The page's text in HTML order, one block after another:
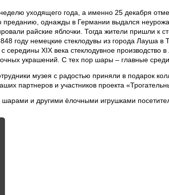
уходящего года, а именно 25 декабря
преданию, однажды в Германии выдался
райские яблочки. Тогда жители пришли к
году немецкие стеклодувы из города Лауша
середины XIX века стеклодувное производство
украшений. С тех пор шары – главные
музея с радостью приняли в подарок
партнеров и участников проекта
и другими ёлочными игрушками